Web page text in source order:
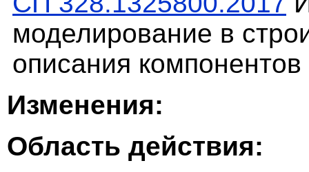
моделирование в
описания
Изменения:
Область действия: